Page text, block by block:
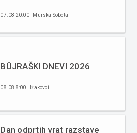
07.08 20:00 | Murska Sobota
BÜJRAŠKI DNEVI 2026
08.08 8:00 | Ižakovci
Dan odprtih vrat razstave